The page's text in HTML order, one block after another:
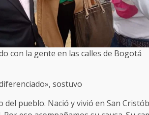
con la gente en las calles de Bogotá
sostuvo
del pueblo. Nació y vivió en San